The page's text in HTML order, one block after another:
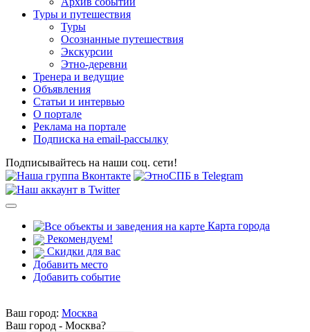
Туры и путешествия
Туры
Осознанные путешествия
Экскурсии
Этно-деревни
Тренера и ведущие
Объявления
Статьи и интервью
О портале
Реклама на портале
Подписка на email-рассылку
Подписывайтесь на наши соц. сети!
Карта города
Рекомендуем!
Скидки для вас
Добавить место
Добавить событие
Ваш город: Москва
Ваш город - Москва?